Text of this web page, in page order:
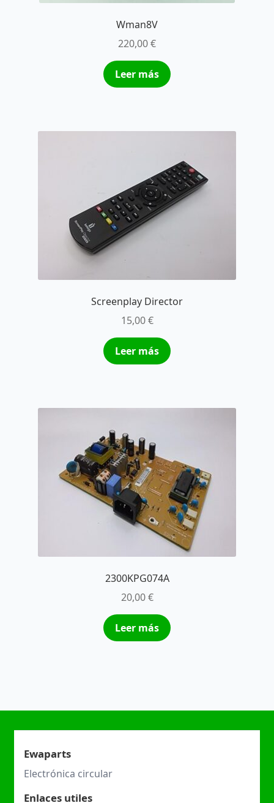
Wman8V
220,00€
Leer más
Screenplay Director
15,00€
Leer más
2300KPG074A
20,00€
Leer más
Ewaparts
Electrónica circular
Enlaces utiles